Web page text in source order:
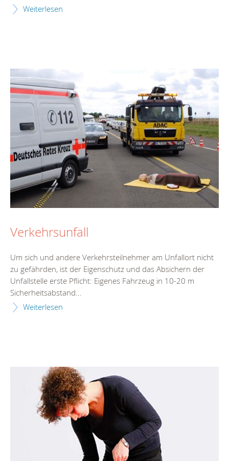
Weiterlesen
Verkehrsunfall
Um sich und andere Verkehrsteilnehmer am Unfallort nicht
zu gefährden, ist der Eigenschutz und das Absichern der
Unfallstelle erste Pflicht: Eigenes Fahrzeug in 10-20 m
Sicherheitsabstand...
Weiterlesen